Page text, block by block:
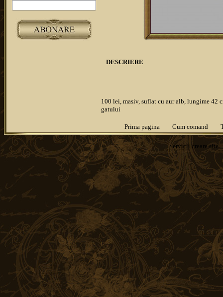
DESCRIERE
100 lei, masiv, suflat cu aur alb, lungime 42
gatului
Prima pagina Cum comand
Servicii creare site